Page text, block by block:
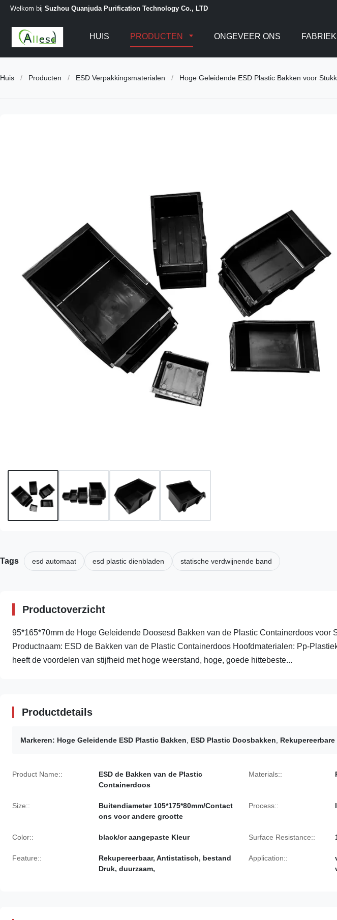
Welkom bij Suzhou Quanjuda Purification Technology Co., LTD
HUIS PRODUCTEN ONGEVEER ONS
Huis / Producten / ESD Verpakkingsmaterialen / Hoge Geleidende ESD Plastic Bakken voor
Tags esd automaat esd plastic dienbladen statische verdwijnende band
Productoverzicht
95*165*70mm de Hoge Geleidende Doosesd Bakken van de Plastic Containerdoos voor
Productnaam: ESD de Bakken van de Plastic Containerdoos Hoofdmaterialen: Pp-
heeft de voordelen van stijfheid met hoge weerstand, hoge, goede hittebeste...
Productdetails
Markeren: Hoge Geleidende ESD Plastic Bakken ESD Plastic Doosbakken
Product Name::
ESD de Bakken van de Plastic
Containerdoos
Materials::
Size::
Buitendiameter 105*175*80mm/Contact
ons voor andere grootte
Process::
Color:: black/or aangepaste Kleur Surface Resistance::
Feature::
Rekupereerbaar, Antistatisch, bestand
Druk, duurzaam,
Application::